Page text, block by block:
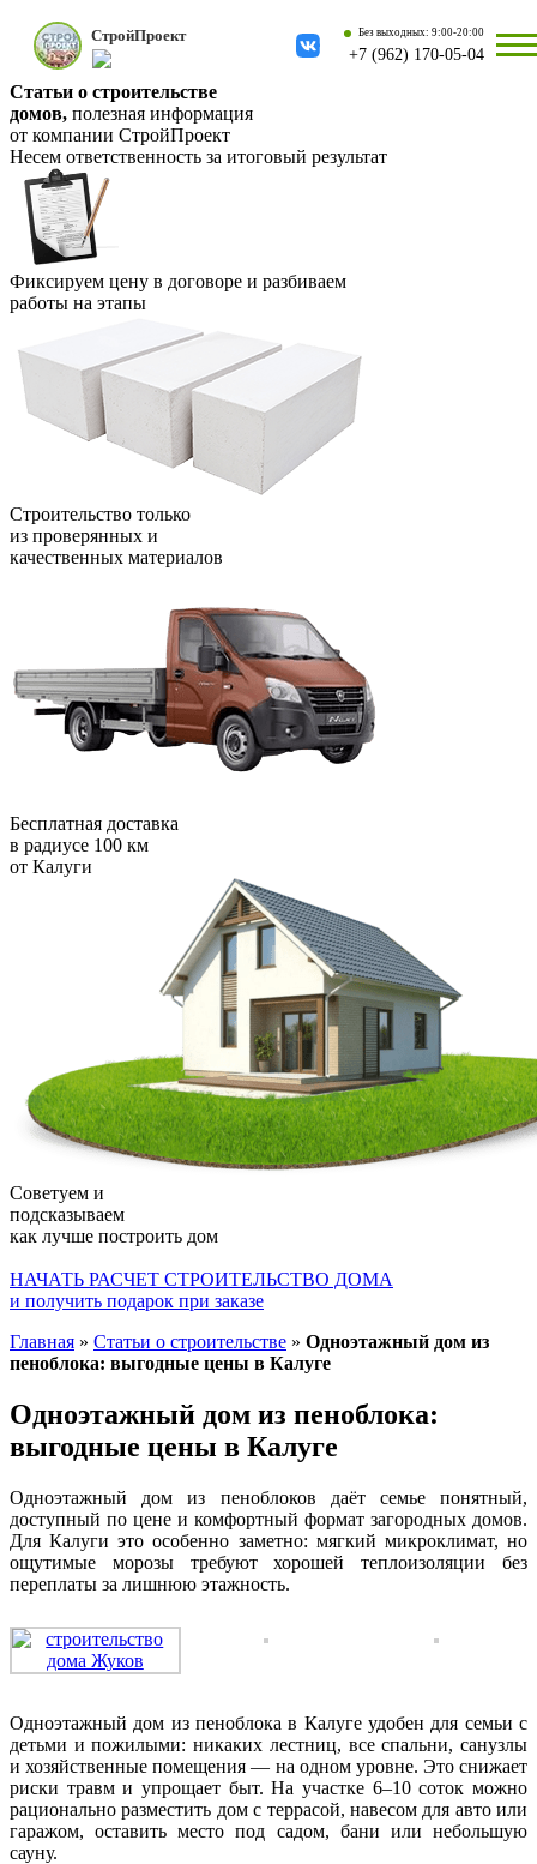
СтройПроект Без выходных: 9:00-20:00
+7 (962) 170-05-04
Статьи о строительстве
домов, полезная информация
от компании СтройПроект
Несем ответственность за итоговый результат
Фиксируем цену в договоре и разбиваем
работы на этапы
Строительство только
из проверянных и
качественных материалов
Бесплатная доставка
в радиусе 100 км
от Калуги
Советуем и
подсказываем
как лучше построить дом
НАЧАТЬ РАСЧЕТ СТРОИТЕЛЬСТВО ДОМА
и получить подарок при заказе
Главная » Статьи о строительстве » Одноэтажный дом из
пеноблока: выгодные цены в Калуге
Одноэтажный дом из пеноблока:
выгодные цены в Калуге
Одноэтажный дом из пеноблоков даёт семье понятный,
доступный по цене и комфортный формат загородных домов.
Для Калуги это особенно заметно: мягкий микроклимат, но
ощутимые морозы требуют хорошей теплоизоляции без
переплаты за лишнюю этажность.
Одноэтажный дом из пеноблока в Калуге удобен для семьи с
детьми и пожилыми: никаких лестниц, все спальни, санузлы
и хозяйственные помещения — на одном уровне. Это снижает
риски травм и упрощает быт. На участке 6–10 соток можно
рационально разместить дом с террасой, навесом для авто или
гаражом, оставить место под садом, бани или небольшую
сауну.